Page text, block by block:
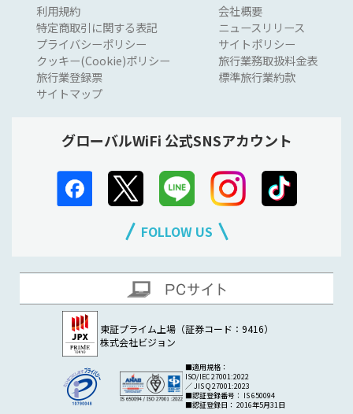
利用規約
特定商取引に関する表記
プライバシーポリシー
クッキー(Cookie)ポリシー
旅行業登録票
サイトマップ
会社概要
ニュースリリース
サイトポリシー
旅行業務取扱料金表
標準旅行業約款
グローバルWiFi 公式SNSアカウント
FOLLOW US
東証プライム上場（証券コード：9416）
株式会社ビジョン
■適用規格：
ISO/IEC 27001:2022
／ JIS Q 27001:2023
■認証登録番号： IS 650094
■認証登録日： 2016年5月31日